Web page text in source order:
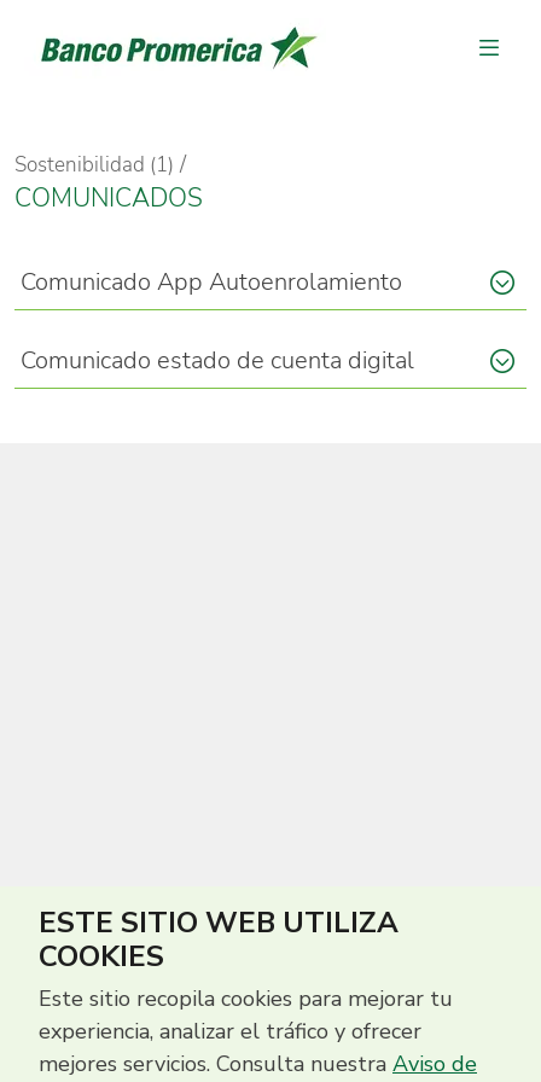
Sostenibilidad (1)
COMUNICADOS
Comunicado App Autoenrolamiento
Comunicado estado de cuenta digital
ESTE SITIO WEB UTILIZA
COOKIES
Este sitio recopila cookies para mejorar tu
experiencia, analizar el tráfico y ofrecer
mejores servicios. Consulta nuestra Aviso de